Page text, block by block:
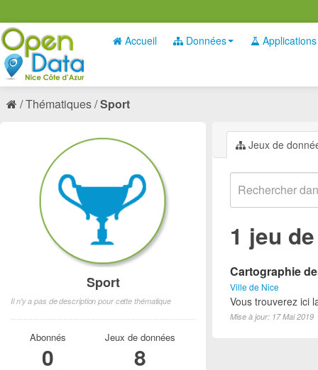
Accueil Données Applications
Thématiques Sport
Jeux de
1 jeu
Cartographie
Ville de Nice
Vous trouverez ici
Mise à jour: 17 Mai 2019
Sport
Il n'y a pas de description pour cette thématique
Abonnés
0
Jeux de données
8